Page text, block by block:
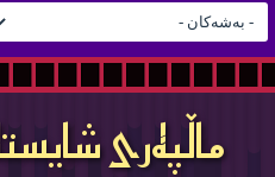
ماڵپه‌ری